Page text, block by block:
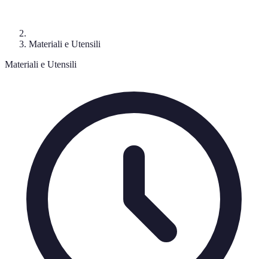
Materiali e Utensili
Materiali e Utensili